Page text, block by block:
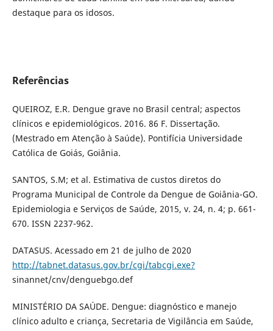
destaque para os idosos.
Referências
QUEIROZ, E.R. Dengue grave no Brasil central; aspectos
clínicos e epidemiológicos. 2016. 86 F. Dissertação.
(Mestrado em Atenção à Saúde). Pontifícia Universidade
Católica de Goiás, Goiânia.
SANTOS, S.M; et al. Estimativa de custos diretos do
Programa Municipal de Controle da Dengue de Goiânia-GO.
Epidemiologia e Serviços de Saúde, 2015, v. 24, n. 4; p. 661-
670. ISSN 2237-962.
DATASUS. Acessado em 21 de julho de 2020
http://tabnet.datasus.gov.br/cgi/tabcgi.exe?
sinannet/cnv/denguebgo.def
MINISTÉRIO DA SAÚDE. Dengue: diagnóstico e manejo
clínico adulto e criança, Secretaria de Vigilância em Saúde,